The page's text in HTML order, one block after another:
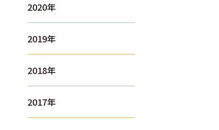
2020年
2019年
2018年
2017年